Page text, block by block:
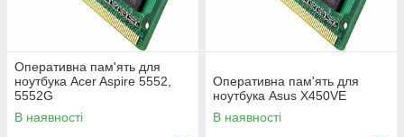
Оперативна пам'ять для
ноутбука Acer Aspire 5552,
5552G
В наявності
Оперативна пам'ять для
ноутбука Asus X450VE
В наявності